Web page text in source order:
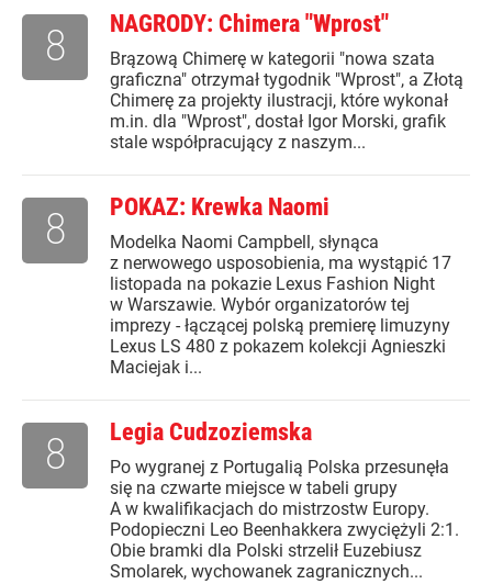
NAGRODY: Chimera "Wprost"
Brązową Chimerę w kategorii "nowa szata
graficzna" otrzymał tygodnik "Wprost", a Złotą
Chimerę za projekty ilustracji, które wykonał
m.in. dla "Wprost", dostał Igor Morski, grafik
stale współpracujący z naszym...
8
POKAZ: Krewka Naomi
Modelka Naomi Campbell, słynąca
z nerwowego usposobienia, ma wystąpić 17
listopada na pokazie Lexus Fashion Night
w Warszawie. Wybór organizatorów tej
imprezy - łączącej polską premierę limuzyny
Lexus LS 480 z pokazem kolekcji Agnieszki
Maciejak i...
8
Legia Cudzoziemska
Po wygranej z Portugalią Polska przesunęła
się na czwarte miejsce w tabeli grupy
A w kwalifikacjach do mistrzostw Europy.
Podopieczni Leo Beenhakkera zwyciężyli 2:1.
Obie bramki dla Polski strzelił Euzebiusz
Smolarek, wychowanek zagranicznych...
8